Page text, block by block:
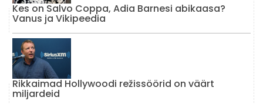
Kes on Salvo Coppa, Adia Barnesi abikaasa?
Vanus ja Vikipeedia
Rikkaimad Hollywoodi režissöörid on väärt
miljardeid